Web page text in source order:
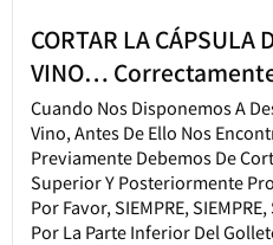
CORTAR LA CÁPSULA
VINO…
Cuando Nos Disponemos A
Vino, Antes De Ello Nos
Previamente Debemos De
Superior Y Posteriormente
Por Favor, SIEMPRE,
Por La Parte Inferior Del